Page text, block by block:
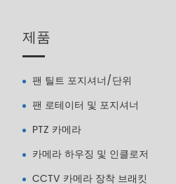
제품
팬 틸트 포지셔너/단위
팬 로테이터 및 포지셔너
PTZ 카메라
카메라 하우징 및 인클로저
CCTV 카메라 장착 브래킷